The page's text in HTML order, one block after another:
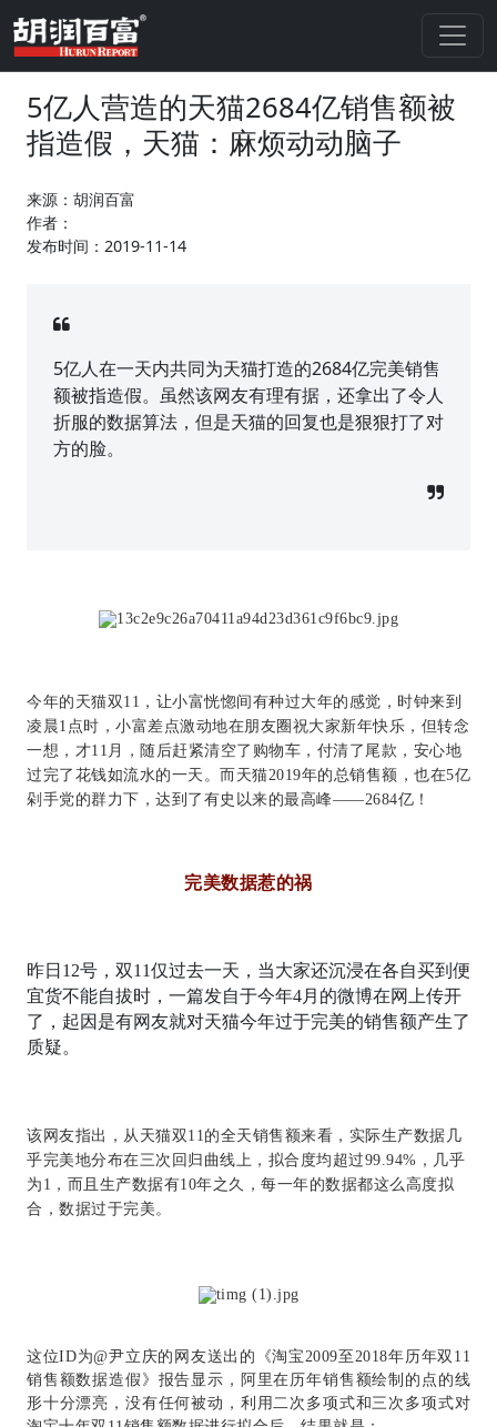
5亿人营造的天猫2684亿销售额被
指造假，天猫：麻烦动动脑子
来源：胡润百富
作者：
发布时间：2019-11-14
5亿人在一天内共同为天猫打造的2684亿完美销售
额被指造假。虽然该网友有理有据，还拿出了令人
折服的数据算法，但是天猫的回复也是狠狠打了对
方的脸。
今年的天猫双11，让小富恍惚间有种过大年的感觉，时钟来到
凌晨1点时，小富差点激动地在朋友圈祝大家新年快乐，但转念
一想，才11月，随后赶紧清空了购物车，付清了尾款，安心地
过完了花钱如流水的一天。而天猫2019年的总销售额，也在5亿
剁手党的群力下，达到了有史以来的最高峰——2684亿！
完美数据惹的祸
昨日12号，双11仅过去一天，当大家还沉浸在各自买到便
宜货不能自拔时，一篇发自于今年4月的微博在网上传开
了，起因是有网友就对天猫今年过于完美的销售额产生了
质疑。
该网友指出，从天猫双11的全天销售额来看，实际生产数据几
乎完美地分布在三次回归曲线上，拟合度均超过99.94%，几乎
为1，而且生产数据有10年之久，每一年的数据都这么高度拟
合，数据过于完美。
这位ID为@尹立庆的网友送出的《淘宝2009至2018年历年双11
销售额数据造假》报告显示，阿里在历年销售额绘制的点的线
形十分漂亮，没有任何被动，利用二次多项式和三次多项式对